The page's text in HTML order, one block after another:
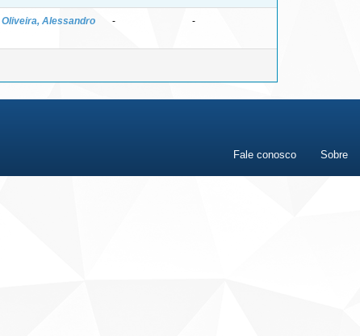
Oliveira, Alessandro
- -
Fale conosco Sobre